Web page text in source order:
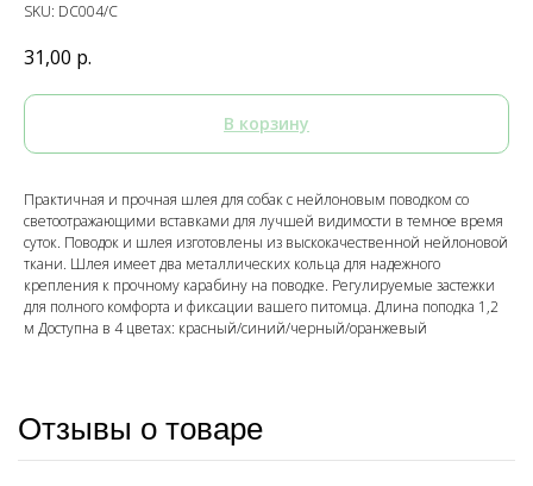
SKU: DC004/C
31,00 р.
В корзину
Практичная и прочная шлея для собак c нейлоновым поводком со
светоотражающими вставками для лучшей видимости в темное время
суток. Поводок и шлея изготовлены из выскокачественной нейлоновой
ткани. Шлея имеет два металлических кольца для надежного
крепления к прочному карабину на поводке. Регулируемые застежки
для полного комфорта и фиксации вашего питомца. Длина поподка 1,2
м Доступна в 4 цветах: красный/синий/черный/оранжевый
Отзывы о товаре